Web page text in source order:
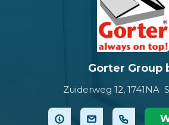
Gorter Group
Zuiderweg 12, 1741NA